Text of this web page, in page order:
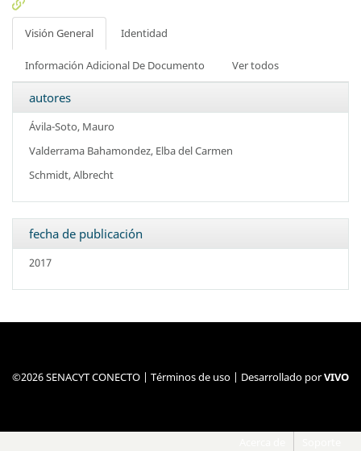
Visión General Identidad
Información Adicional De Documento Ver todos
autores
Ávila-Soto, Mauro
Valderrama Bahamondez, Elba del Carmen
Schmidt, Albrecht
fecha de publicación
2017
©2026 SENACYT CONECTO | Términos de uso | Desarrollado porVIVO